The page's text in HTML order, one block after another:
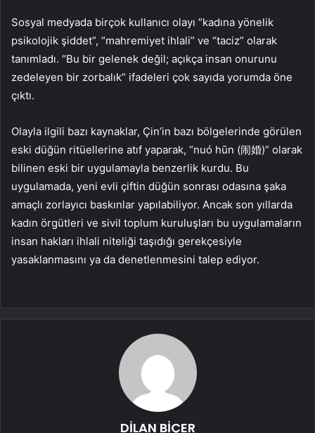
Sosyal medyada birçok kullanıcı olayı “kadına yönelik
psikolojik şiddet”, “mahremiyet ihlali” ve “taciz” olarak
tanımladı. “Bu bir gelenek değil; açıkça insan onurunu
zedeleyen bir zorbalık” ifadeleri çok sayıda yorumda öne
çıktı.
Olayla ilgili bazı kaynaklar, Çin’in bazı bölgelerinde görülen
eski düğün ritüellerine atıf yaparak, “nuó hūn (闹婚)” olarak
bilinen eski bir uygulamayla benzerlik kurdu. Bu
uygulamada, yeni evli çiftin düğün sonrası odasına şaka
amaçlı zorlayıcı baskınlar yapılabiliyor. Ancak son yıllarda
kadın örgütleri ve sivil toplum kuruluşları bu uygulamaların
insan hakları ihlali niteliği taşıdığı gerekçesiyle
yasaklanmasını ya da denetlenmesini talep ediyor.
DİLAN BİÇER